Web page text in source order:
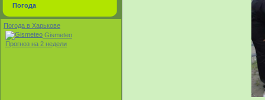
Погода
Погода в Харькове
Gismeteo
Прогноз на 2 недели